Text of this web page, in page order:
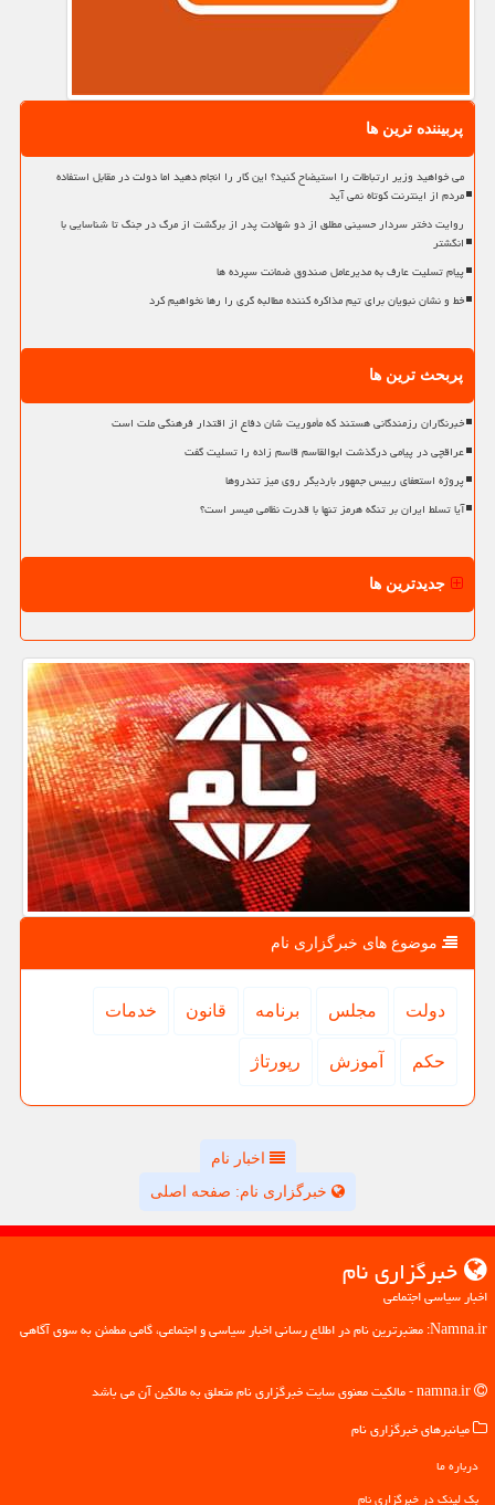
پربیننده ترین ها
می خواهید وزیر ارتباطات را استیضاح کنید؟ این کار را انجام دهید اما دولت در مقابل استفاده
مردم از اینترنت کوتاه نمی آید
روایت دختر سردار حسینی مطلق از دو شهادت پدر از برگشت از مرگ در جنگ تا شناسایی با
انگشتر
پیام تسلیت عارف به مدیرعامل صندوق ضمانت سپرده ها
خط و نشان نبویان برای تیم مذاکره کننده مطالبه گری را رها نخواهیم کرد
پربحث ترین ها
خبرنگاران رزمندگانی هستند که مأموریت شان دفاع از اقتدار فرهنگی ملت است
عراقچی در پیامی درگذشت ابوالقاسم قاسم زاده را تسلیت گفت
پروژه استعفای رییس جمهور باردیگر روی میز تندروها
آیا تسلط ایران بر تنگه هرمز تنها با قدرت نظامی میسر است؟
جدیدترین ها
موضوع های خبرگزاری نام
دولت مجلس برنامه قانون خدمات
حكم آموزش رپورتاژ
اخبار نام
خبرگزاری نام: صفحه اصلی
خبرگزاری نام
اخبار سیاسی اجتماعی
Namna.ir: معتبرترین نام در اطلاع رسانی اخبار سیاسی و اجتماعی، گامی مطمئن به سوی آگاهی
میانبرهای خبرگزاری نام
درباره ما
بک لینک در خبرگزاری نام